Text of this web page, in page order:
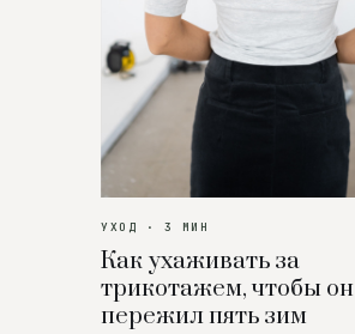
УХОД · 3 МИН
Как ухаживать за
трикотажем, чтобы он
пережил пять зим